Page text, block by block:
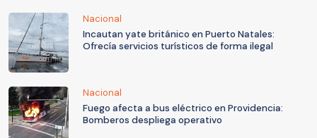
Nacional
Incautan yate británico en Puerto Natales:
Ofrecía servicios turísticos de forma ilegal
Nacional
Fuego afecta a bus eléctrico en Providencia:
Bomberos despliega operativo